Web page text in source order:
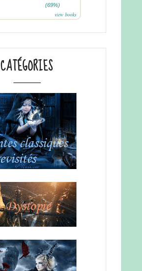
(69%)
view books
CATÉGORIES